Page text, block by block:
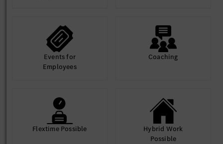
Events for
Employees
Coaching
Flextime Possible
Hybrid Work
Possible